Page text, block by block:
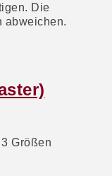
Die
abweichen.
Größen